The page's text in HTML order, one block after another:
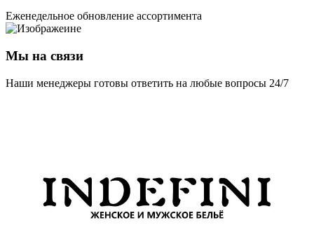
Еженедельное обновление ассортимента
Мы на связи
Наши менеджеры готовы ответить на любые вопросы 24/7